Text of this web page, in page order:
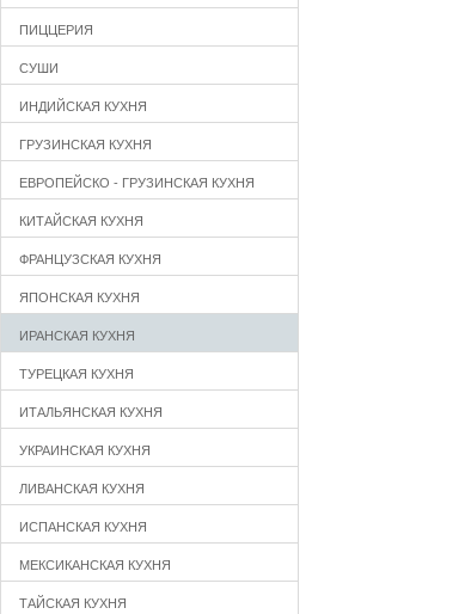
ПИЦЦЕРИЯ
СУШИ
ИНДИЙСКАЯ КУХНЯ
ГРУЗИНСКАЯ КУХНЯ
ЕВРОПЕЙСКО - ГРУЗИНСКАЯ КУХНЯ
КИТАЙСКАЯ КУХНЯ
ФРАНЦУЗСКАЯ КУХНЯ
ЯПОНСКАЯ КУХНЯ
ИРАНСКАЯ КУХНЯ
ТУРЕЦКАЯ КУХНЯ
ИТАЛЬЯНСКАЯ КУХНЯ
УКРАИНСКАЯ КУХНЯ
ЛИВАНСКАЯ КУХНЯ
ИСПАНСКАЯ КУХНЯ
МЕКСИКАНСКАЯ КУХНЯ
ТАЙСКАЯ КУХНЯ